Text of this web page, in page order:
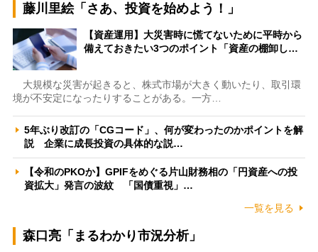
藤川里絵「さあ、投資を始めよう！」
【資産運用】大災害時に慌てないために平時から
備えておきたい3つのポイント「資産の棚卸し…
大規模な災害が起きると、株式市場が大きく動いたり、取引環
境が不安定になったりすることがある。一方…
5年ぶり改訂の「CGコード」、何が変わったのかポイントを解
説 企業に成長投資の具体的な説…
【令和のPKOか】GPIFをめぐる片山財務相の「円資産への投
資拡大」発言の波紋 「国債重視」…
一覧を見る
森口亮「まるわかり市況分析」